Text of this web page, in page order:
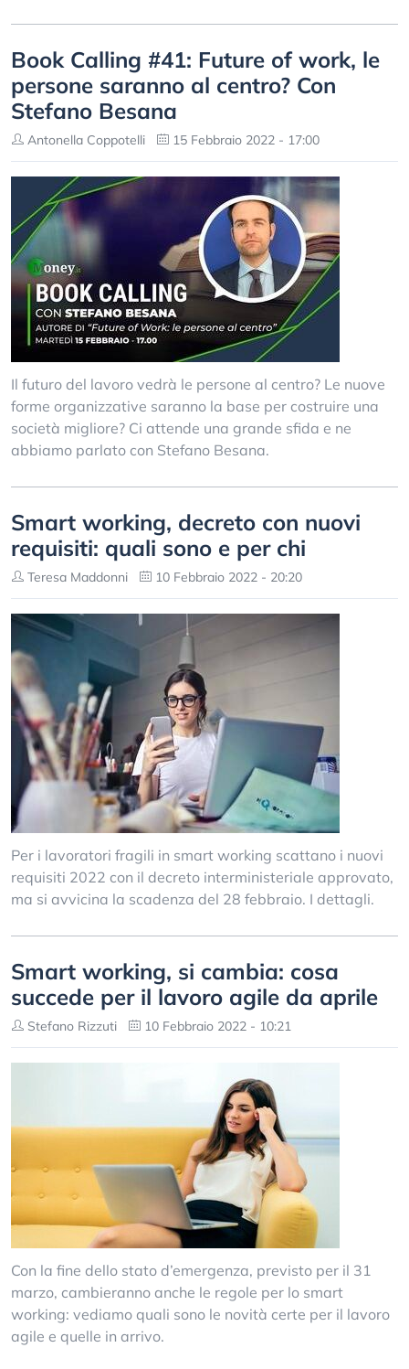
Book Calling #41: Future of work, le
persone saranno al centro? Con
Stefano Besana
Antonella Coppotelli 15 Febbraio 2022 - 17:00
Il futuro del lavoro vedrà le persone al centro? Le nuove
forme organizzative saranno la base per costruire una
società migliore? Ci attende una grande sfida e ne
abbiamo parlato con Stefano Besana.
Smart working, decreto con nuovi
requisiti: quali sono e per chi
Teresa Maddonni 10 Febbraio 2022 - 20:20
Per i lavoratori fragili in smart working scattano i nuovi
requisiti 2022 con il decreto interministeriale approvato,
ma si avvicina la scadenza del 28 febbraio. I dettagli.
Smart working, si cambia: cosa
succede per il lavoro agile da aprile
Stefano Rizzuti 10 Febbraio 2022 - 10:21
Con la fine dello stato d’emergenza, previsto per il 31
marzo, cambieranno anche le regole per lo smart
working: vediamo quali sono le novità certe per il lavoro
agile e quelle in arrivo.